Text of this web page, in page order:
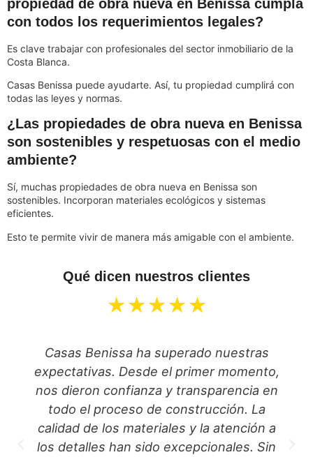
propiedad de obra nueva en Benissa cumpla
con todos los requerimientos legales?
Es clave trabajar con profesionales del sector inmobiliario de la
Costa Blanca.
Casas Benissa puede ayudarte. Así, tu propiedad cumplirá con
todas las leyes y normas.
¿Las propiedades de obra nueva en Benissa
son sostenibles y respetuosas con el medio
ambiente?
Sí, muchas propiedades de obra nueva en Benissa son
sostenibles. Incorporan materiales ecológicos y sistemas
eficientes.
Esto te permite vivir de manera más amigable con el ambiente.
Qué dicen nuestros clientes
★★★★★
Casas Benissa ha superado nuestras
expectativas. Desde el primer momento,
nos dieron confianza y transparencia en
todo el proceso de construcción. La
calidad de los materiales y la atención a
los detalles han sido excepcionales. Sin